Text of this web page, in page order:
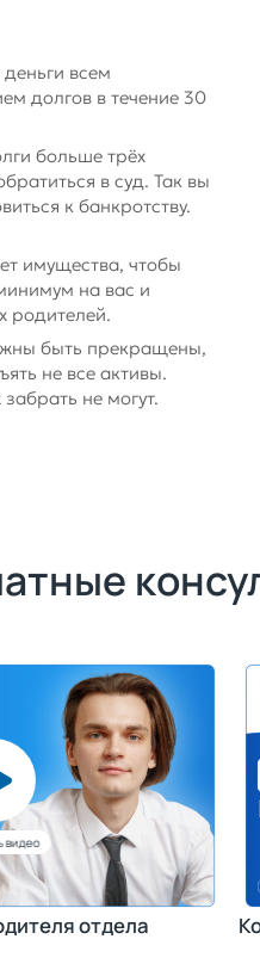
всем
долгов в течение 30
больше трёх
в суд. Так вы
к банкротству.
имущества, чтобы
на вас и
родителей.
быть прекращены,
не все активы.
не могут.
отдела